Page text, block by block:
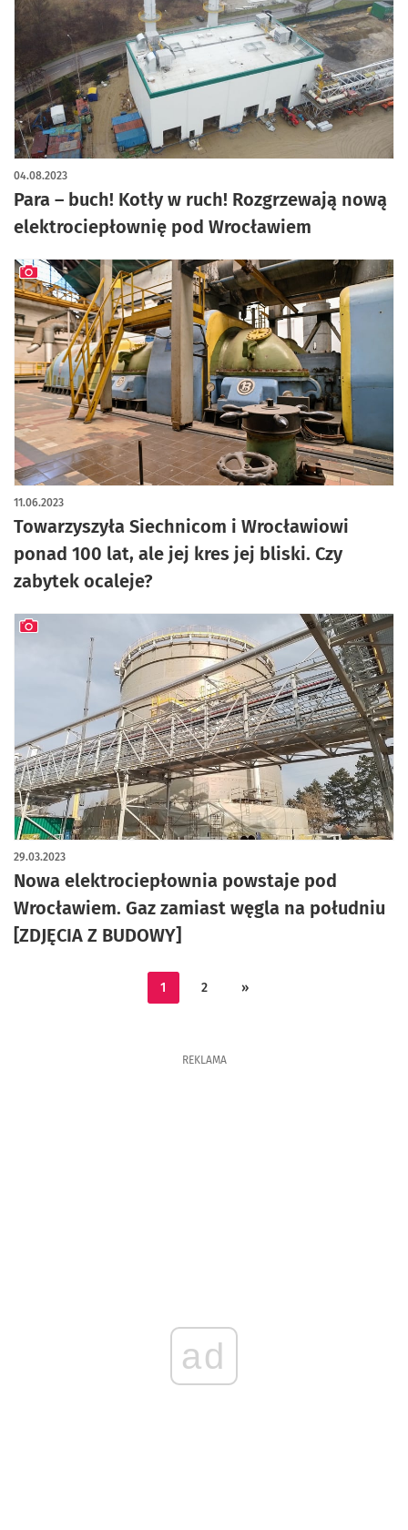
Para – buch! Kotły w ruch! Rozgrzewają nową
elektrociepłownię pod Wrocławiem
04.08.2023
Towarzyszyła Siechnicom i Wrocławiowi
ponad 100 lat, ale jej kres jej bliski. Czy
zabytek ocaleje?
11.06.2023
artykuł z galerią zdjęć
Nowa elektrociepłownia powstaje pod
Wrocławiem. Gaz zamiast węgla na południu
[ZDJĘCIA Z BUDOWY]
29.03.2023
artykuł z galerią zdjęć
1 2 »
REKLAMA
ad